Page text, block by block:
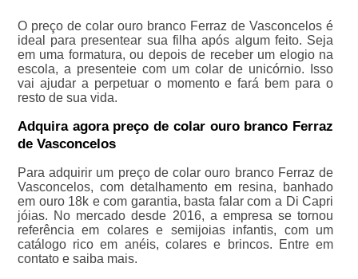
O preço de colar ouro branco Ferraz de Vasconcelos é
ideal para presentear sua filha após algum feito. Seja
em uma formatura, ou depois de receber um elogio na
escola, a presenteie com um colar de unicórnio. Isso
vai ajudar a perpetuar o momento e fará bem para o
resto de sua vida.
Adquira agora preço de colar ouro branco Ferraz
de Vasconcelos
Para adquirir um preço de colar ouro branco Ferraz de
Vasconcelos, com detalhamento em resina, banhado
em ouro 18k e com garantia, basta falar com a Di Capri
jóias. No mercado desde 2016, a empresa se tornou
referência em colares e semijoias infantis, com um
catálogo rico em anéis, colares e brincos. Entre em
contato e saiba mais.